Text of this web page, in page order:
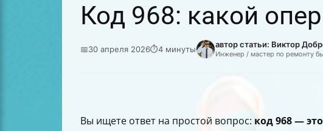
Код 968: какой
📅30 апреля 2026⏱4 минуты автор статьи: Виктор
Инженер / мастер по ремонту
Вы ищете ответ на простой вопрос: код 968 —